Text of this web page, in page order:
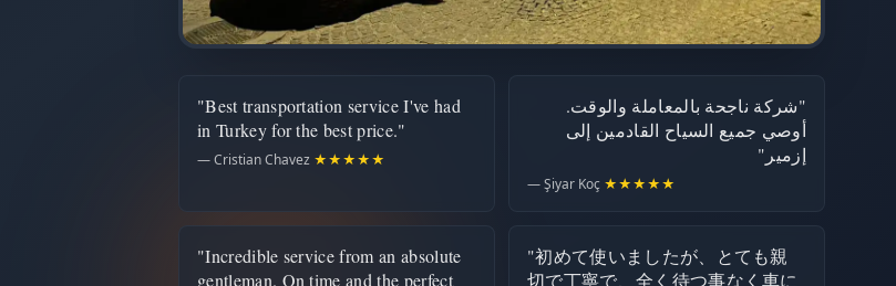
"Best transportation service I've had
in Turkey for the best price."
— Cristian Chavez ★★★★★
"شركة ناجحة بالمعاملة والوقت.
أوصي جميع السياح القادمين إلى
إزمير"
— Şiyar Koç ★★★★★
"Incredible service from an absolute
gentleman. On time and the perfect
"初めて使いましたが、とても親
切で丁寧で、全く待つ事なく車に